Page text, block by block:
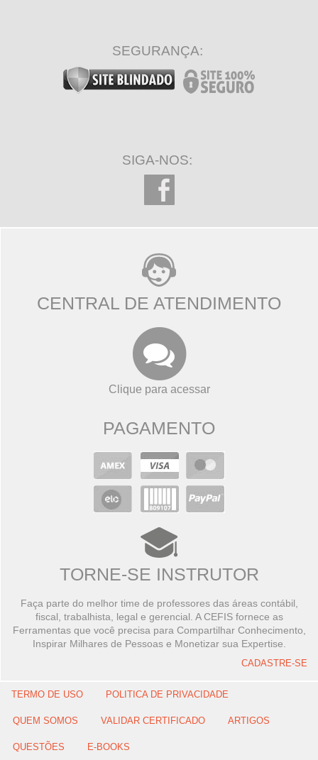
SEGURANÇA:
SIGA-NOS:
CENTRAL DE ATENDIMENTO
Clique para acessar
PAGAMENTO
TORNE-SE INSTRUTOR
Faça parte do melhor time de professores das áreas contábil,
fiscal, trabalhista, legal e gerencial. A CEFIS fornece as
Ferramentas que você precisa para Compartilhar Conhecimento,
Inspirar Milhares de Pessoas e Monetizar sua Expertise.
CADASTRE-SE
TERMO DE USO POLITICA DE PRIVACIDADE
QUEM SOMOS VALIDAR CERTIFICADO ARTIGOS
QUESTÕES E-BOOKS